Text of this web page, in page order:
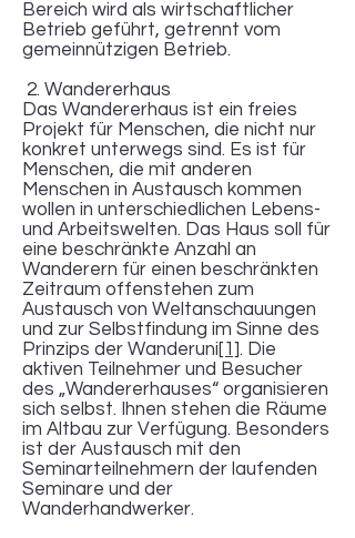
Bereich wird als wirtschaftlicher
Betrieb geführt, getrennt vom
gemeinnützigen Betrieb.
2. Wandererhaus
Das Wandererhaus ist ein freies
Projekt für Menschen, die nicht nur
konkret unterwegs sind. Es ist für
Menschen, die mit anderen
Menschen in Austausch kommen
wollen in unterschiedlichen Lebens-
und Arbeitswelten. Das Haus soll für
eine beschränkte Anzahl an
Wanderern für einen beschränkten
Zeitraum offenstehen zum
Austausch von Weltanschauungen
und zur Selbstfindung im Sinne des
Prinzips der Wanderuni[1]. Die
aktiven Teilnehmer und Besucher
des „Wandererhauses“ organisieren
sich selbst. Ihnen stehen die Räume
im Altbau zur Verfügung. Besonders
ist der Austausch mit den
Seminarteilnehmern der laufenden
Seminare und der
Wanderhandwerker.